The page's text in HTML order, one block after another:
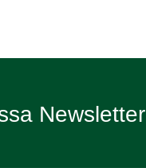
Newsletter